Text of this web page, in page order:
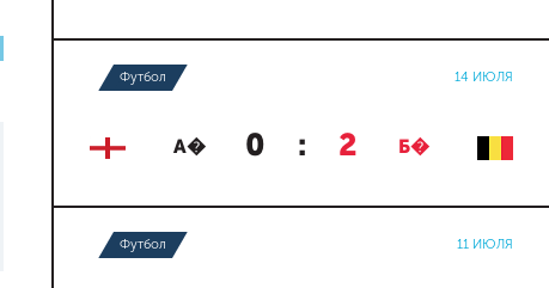
Футбол 14 ИЮЛЯ
А� 0 : 2 Б�
Футбол 11 ИЮЛЯ